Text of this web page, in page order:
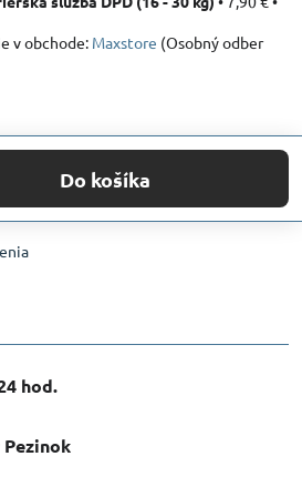
Maxstore (Osobný odber
Do košíka
hod​.